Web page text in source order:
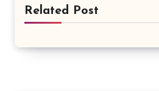
Related Post